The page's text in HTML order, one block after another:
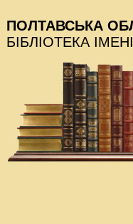
ПОЛТАВСЬКА
БІБЛІОТЕКА